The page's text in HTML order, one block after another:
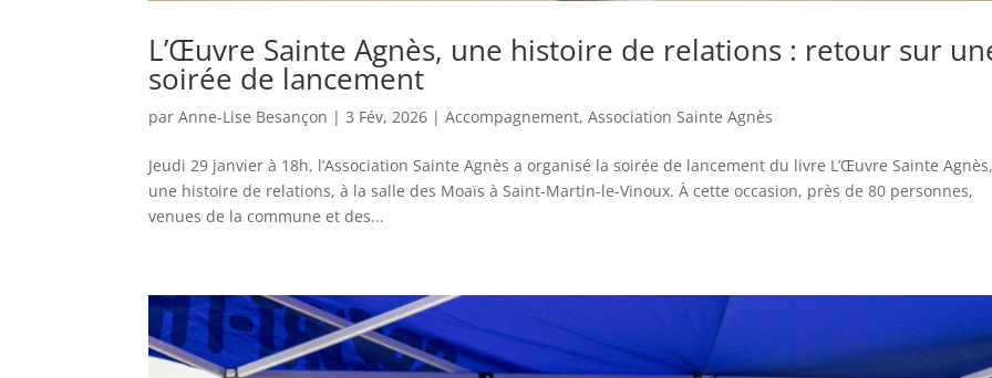
L’Œuvre Sainte Agnès, une histoire de relations : retour sur
soirée de lancement
parAnne-Lise Besançon |3 Fév, 2026 |Accompagnement,Association Sainte Agnès
Jeudi 29 janvier à 18h, l’Association Sainte Agnès a organisé la soirée de lancement du livre L’Œuvre Sainte
une histoire de relations, à la salle des Moaïs à Saint-Martin-le-Vinoux. À cette occasion, près de 80 personnes,
venues de la commune et des...